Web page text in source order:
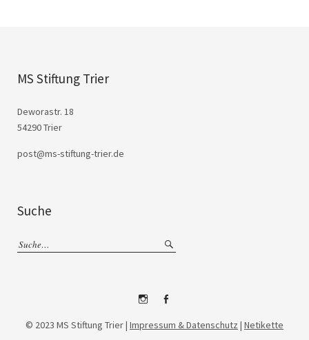
MS Stiftung Trier
Deworastr. 18
54290 Trier
post@ms-stiftung-trier.de
Suche
InstagramFacebook
© 2023 MS Stiftung Trier | Impressum & Datenschutz | Netikette